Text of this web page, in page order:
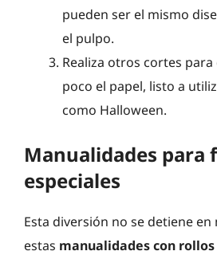
pueden ser el mismo
el pulpo.
Realiza otros cortes
poco el papel, listo a
como Halloween.
Manualidades para
especiales
Esta diversión no se detiene
estas manualidades con